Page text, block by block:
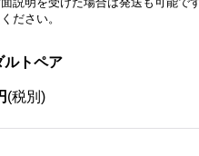
ださい。
トペア
(税別)